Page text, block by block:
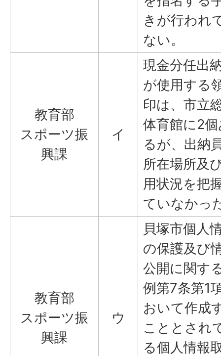
きが行われ
ない。
教育部
スポーツ振
興課
イ
現金分任出
が使用する
印は、市立
体育館に2
るが、出納
所在場所及
用状況を把
ていなかっ
教育部
スポーツ振
興課
ウ
貝塚市個人
の保護及び
公開に関す
例第7条第1
おいて作成
こととされ
る個人情報